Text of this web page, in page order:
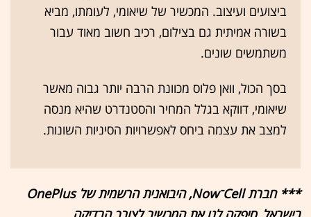
ביצועים ועיצוב. המכשיר של שיאומי, לעומתו, מביא
בשורה אמיתית גם בצילום, רכיב חשוב מאוד עבור
משתמשים שונים.
בסך הכול, וואן פלוס מכוונת הרבה יותר גבוה מאשר
שיאומי, דווקא בגלל המחיר והסטנדרט שהיא מנסה
למצב את עצמה ביחס לאפשרויות הסיניות השונות.
*** חברת Cell־Now, היבואנית הרשמית של OnePlus